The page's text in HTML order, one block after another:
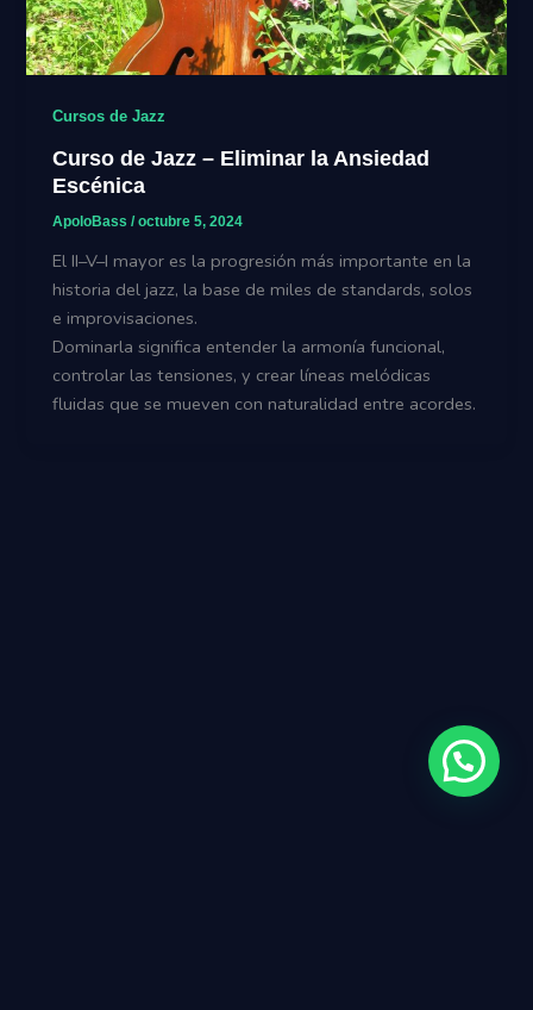
Cursos de Jazz
Curso de Jazz – Eliminar la Ansiedad
Escénica
ApoloBass/octubre 5, 2024
El II–V–I mayor es la progresión más importante en la
historia del jazz, la base de miles de standards, solos
e improvisaciones.
Dominarla significa entender la armonía funcional,
controlar las tensiones, y crear líneas melódicas
fluidas que se mueven con naturalidad entre acordes.